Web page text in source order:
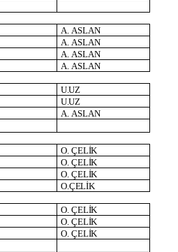
A. ASLAN
A. ASLAN
A. ASLAN
A. ASLAN
U.UZ
U.UZ
A. ASLAN
O. ÇELİK
O. ÇELİK
O. ÇELİK
O.ÇELİK
O. ÇELİK
O. ÇELİK
O. ÇELİK